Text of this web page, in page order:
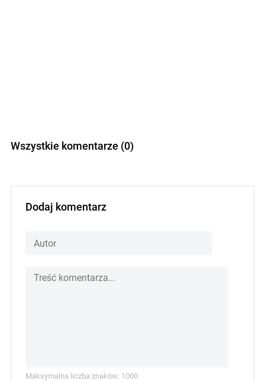
Wszystkie komentarze (0)
Dodaj komentarz
Maksymalna liczba znaków: 1000